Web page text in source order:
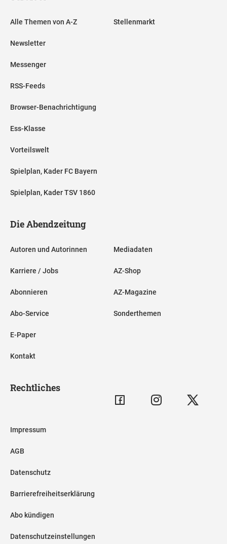
Alle Themen von A-Z
Newsletter
Messenger
RSS-Feeds
Browser-Benachrichtigung
Ess-Klasse
Vorteilswelt
Spielplan, Kader FC Bayern
Spielplan, Kader TSV 1860
Stellenmarkt
Die Abendzeitung
Autoren und Autorinnen
Karriere / Jobs
Abonnieren
Abo-Service
E-Paper
Kontakt
Mediadaten
AZ-Shop
AZ-Magazine
Sonderthemen
Rechtliches
Impressum
AGB
Datenschutz
Barrierefreiheitserklärung
Abo kündigen
Datenschutzeinstellungen